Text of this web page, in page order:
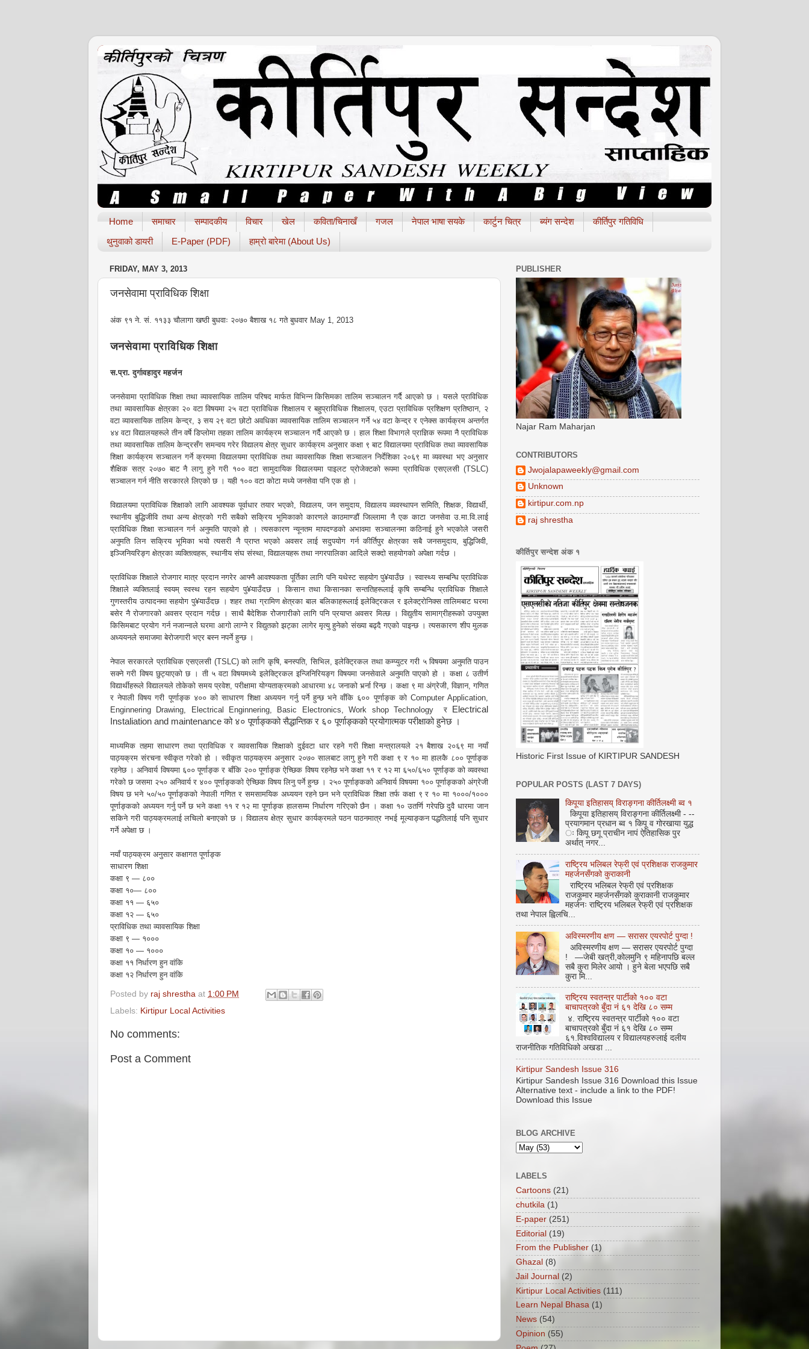
Home समाचार सम्पादकीय विचार खेल कविता/चिनाखँ गजल नेपाल भाषा सयके कार्टुन चित्र ब्यंग सन्देश
कीर्तिपुर गतिविधि
थुनुवाको डायरी
E-Paper (PDF) हाम्रो बारेमा (About Us)
FRIDAY, MAY 3, 2013
जनसेवामा प्राविधिक शिक्षा
अंक ९१ ने. सं. ११३३ चौलागा खष्ठी बुधवाः २०७० बैशाख १८ गते बुधवार May 1, 2013
जनसेवामा प्राविधिक शिक्षा
स.प्रा. दुर्गावहादुर महर्जन
जनसेवामा प्राविधिक शिक्षा तथा व्यावसायिक तालिम परिषद मार्फत विभिन्न किसिमका तालिम सञ्चालन गर्दै आएको छ । यसले प्राविधिक
तथा व्यावसायिक क्षेत्रका २० वटा विषयमा २५ वटा प्राविधिक शिक्षालय र बहुप्राविधिक शिक्षालय, एउटा प्राविधिक प्रशिक्षण प्रतिष्ठान, २
वटा व्यावसायिक तालिम केन्द्र, ३ सय २९ वटा छोटो अवधिका व्यावसायिक तालिम सञ्चालन गर्ने ५४ वटा केन्द्र र एनेक्स कार्यक्रम अन्तर्गत
४४ वटा विद्यालयहरूले तीन वर्षे डिप्लोमा तहका तालिम कार्यक्रम सञ्चालन गर्दै आएको छ । हाल शिक्षा विभागले प्राज्ञिक रूपमा नै प्राविधिक
तथा व्यावसायिक तालिम केन्द्रसँग समन्वय गरेर विद्यालय क्षेत्र सुधार कार्यक्रम अनुसार कक्षा ९ बाट विद्यालयमा प्राविधिक तथा व्यावसायिक
शिक्षा कार्यक्रम सञ्चालन गर्ने क्रममा विद्यालयमा प्राविधिक तथा व्यावसायिक शिक्षा सञ्चालन निर्देशिका २०६९ मा व्यवस्था भए अनुसार
शैक्षिक सत्र २०७० बाट नै लागु हुने गरी १०० वटा सामुदायिक विद्यालयमा पाइलट प्रोजेक्टको रूपमा प्राविधिक एसएलसी (TSLC)
सञ्चालन गर्न नीति सरकारले लिएको छ । यही १०० वटा कोटा मध्ये जनसेवा पनि एक हो ।
विद्यालयमा प्राविधिक शिक्षाको लागि आवश्यक पूर्वाधार तयार भएको, विद्यालय, जन समुदाय, विद्यालय व्यवस्थापन समिति, शिक्षक, विद्यार्थी,
स्थानीय बुद्धिजीवि तथा अन्य क्षेत्रको गरी सबैको सक्रिय भूमिकाको कारणले काठमाण्डौं जिल्लामा नै एक काटा जनसेवा उ.मा.वि.लाई
प्राविधिक शिक्षा सञ्चालन गर्न अनुमति पाएको हो । त्यसकारण न्यूनतम मापदण्डको अभावमा सञ्चालनमा कठिनाई हुने भएकोले जसरी
अनुमति लिन सक्रिय भूमिका भयो त्यसरी नै प्राप्त भएको अवसर लाई सदुपयोग गर्न कीर्तिपुर क्षेत्रका सबै जनसमुदाय, बुद्धिजिवी,
इञ्जिनियरिङ्ग क्षेत्रका व्यक्तित्वहरू, स्थानीय संघ संस्था, विद्यालयहरू तथा नगरपालिका आदिले सक्दो सहयोगको अपेक्षा गर्दछ ।
प्राविधिक शिक्षाले रोजगार मात्र प्रदान नगरेर आफ्नै आवश्यकता पूर्तिका लागि पनि यथेस्ट सहयोग पु¥याउँछ । स्वास्थ्य सम्बन्धि प्राविधिक
शिक्षाले व्यक्तिलाई स्वयम् स्वस्थ रहन सहयोग पु¥याउँदछ । किसान तथा किसानका सन्ततिहरूलाई कृषि सम्बन्धि प्राविधिक शिक्षाले
गुणस्तरीय उत्पादनमा सहयोग पु¥याउँदछ । शहर तथा ग्रामिण क्षेत्रका बाल बलिकाहरूलाई इलेक्ट्रिकल र इलेक्ट्रोनिक्स तालिमबाट घरमा
बसेर नै रोजगारको अवसर प्रदान गर्दछ । साथै बैदेशिक रोेजगारीको लागि पनि प्रयाप्त अवसर मिल्छ । विद्युतीय सामाग्रीहरूको उपयुक्त
किसिमबाट प्रयोग गर्न नजान्नाले घरमा आगो लाग्ने र विद्युतको झट्का लागेर मृत्यु हुनेको संख्या बढ्दै गएको पाइन्छ । त्यसकारण शीप मुलक
अध्ययनले समाजमा बेरोजगारी भएर बस्न नपर्ने हुन्छ ।
नेपाल सरकारले प्राविधिक एसएलसी (TSLC) को लागि कृषि, बनस्पति, सिभिल, इलेक्ट्रिकल तथा कम्प्युटर गरी ५ विषयमा अनुमति पाउन
सक्ने गरी विषय छुट्याएको छ । ती ५ वटा विषयमध्ये इलेक्ट्रिकल इन्जिनिरियङ्ग विषयमा जनसेवाले अनुमति पाएको हो । कक्षा ८ उतीर्ण
विद्यार्थीहरूले विद्यालयले तोकेको समय प्रवेश, परीक्षामा योग्यताक्रमको आधारमा ४८ जनाको भर्र्ना रिन्छ । कक्षा ९ मा अंग्रेजी, विज्ञान, गणित
र नेपाली विषय गरी पूर्णाङ्क ४०० को साधारण शिक्षा अध्ययन गर्नु पर्ने हुन्छ भने वाँकि ६०० पूर्णाङ्क को Computer Application,
Enginnering Drawing, Electrical Enginnering, Basic Electronics, Work shop Technology र
Electrical
Instaliation and maintenanceको ४० पूर्णाङ्कको सैद्धान्तिक र ६० पूर्णाङ्कको प्रयोगात्मक परीक्षाको हुनेछ ।
माध्यमिक तहमा साधारण तथा प्राविधिक र व्यावसायिक शिक्षाको दुईवटा धार रहने गरी शिक्षा मन्त्रालयले २१ बैशाख २०६९ मा नयाँ
पाठ्यक्रम संरचना स्वीकृत गरेको हो । स्वीकृत पाठ्यक्रम अनुसार २०७० सालबाट लागु हुने गरी कक्षा ९ र १० मा हालकै ८०० पूर्णाङ्क
रहनेछ । अनिवार्य विषयमा ६०० पूर्णाङ्क र बाँकि २०० पूर्णाङ्क ऐच्छिक विषय रहनेछ भने कक्षा ११ र १२ मा ६५०/६५० पूर्णाङ्क को व्यवस्था
गरेको छ जसमा २५० अनिवार्य र ४०० पूर्णाङ्कको ऐच्छिक विषय लिनु पर्ने हुन्छ । २५० पूर्णाङ्कको अनिवार्य विषयमा १०० पूर्णाङ्कको अंग्रेजी
विषय छ भने ५०/५० पूर्णाङ्कको नेपाली गणित र समसामयिक अध्ययन रहने छन भने प्राविधिक शिक्षा तर्फ कक्षा ९ र १० मा १०००/१०००
पूर्णाङ्कको अध्ययन गर्नु पर्ने छ भने कक्षा ११ र १२ मा पूर्णाङ्क हालसम्म निर्धारण गरिएको छैन । कक्षा १० उतर्णि गरेपछि दुवै धारमा जान
सकिने गरी पाठ्यक्रमलाई लचिलो बनाएको छ । विद्यालय क्षेत्र सुधार कार्यक्रमले पठन पाठनमात्र नभई मूल्याङ्कन पद्धतिलाई पनि सुधार
गर्ने अपेक्षा छ ।
नयाँ पाठ्यक्रम अनुसार कक्षागत पूर्णाङ्क
साधारण शिक्षा
कक्षा ९ — ८००
कक्षा १०— ८००
कक्षा ११ — ६५०
कक्षा १२ — ६५०
प्राविधिक तथा व्यावसायिक शिक्षा
कक्षा ९ — १०००
कक्षा १० — १०००
कक्षा ११ निर्धारण हुन वांकि
कक्षा १२ निर्धारण हुन वांकि
Posted by raj shrestha at 1:00 PM
Labels: Kirtipur Local Activities
No comments:
Post a Comment
PUBLISHER
Najar Ram Maharjan
CONTRIBUTORS
Jwojalapaweekly@gmail.com
Unknown
kirtipur.com.np
raj shrestha
कीर्तिपुर सन्देश अंक १
Historic First Issue of KIRTIPUR SANDESH
POPULAR POSTS (LAST 7 DAYS)
किपूया इतिहासय् विराङ्गना कीर्तिलक्ष्मी ब्व १
किपूया इतिहासय् विराङ्गना कीर्तिलक्ष्मी - --
प्रयागमान प्रधान ब्व १ किपू व गोरखाया युद्ध
ः किपू छगू प्राचीन नापं ऐतिहासिक पुर
अर्थात् नगर...
राष्ट्रिय भलिबल रेफ्री एवं प्रशिक्षक राजकुमार
महर्जनसँगको कुराकानी
राष्ट्रिय भलिबल रेफ्री एवं प्रशिक्षक
राजकुमार महर्जनसँगको कुराकानी राजकुमार
महर्जनः राष्ट्रिय भलिबल रेफ्री एवं प्रशिक्षक
तथा नेपाल ह्विलचि...
अविस्मरणीय क्षण — सरासर एयरपोर्ट पुग्दा !
अविस्मरणीय क्षण — सरासर एयरपोर्ट पुग्दा
! —जेबी खत्री,कोलमुनि ९ महिनापछि बल्ल
सबै कुरा मिलेर आयो । हुने बेला भएपछि सबै
कुरा मि...
राष्ट्रिय स्वतन्त्र पार्टीको १०० वटा
बाचापत्रको बुँदा नं ६१ देखि ८० सम्म
४. राष्ट्रिय स्वतन्त्र पार्टीको १०० वटा
बाचापत्रको बुँदा नं ६१ देखि ८० सम्म
६१.विश्वविद्यालय र विद्यालयहरुलाई दलीय
राजनीतिक गतिविधिको अखडा ...
Kirtipur Sandesh Issue 316
Kirtipur Sandesh Issue 316 Download this Issue
Alternative text - include a link to the PDF!
Download this Issue
BLOG ARCHIVE
LABELS
Cartoons (21)
chutkila (1)
E-paper (251)
Editorial (19)
From the Publisher (1)
Ghazal (8)
Jail Journal (2)
Kirtipur Local Activities (111)
Learn Nepal Bhasa (1)
News (54)
Opinion (55)